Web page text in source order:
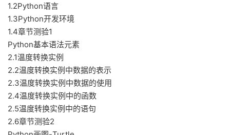
1.2Python语言
1.3Python开发环境
1.4章节测验1
Python基本语法元素
2.1温度转换实例
2.2温度转换实例中数据的表示
2.3温度转换实例中数据的使用
2.4温度转换实例中的函数
2.5温度转换实例中的语句
2.6章节测验2